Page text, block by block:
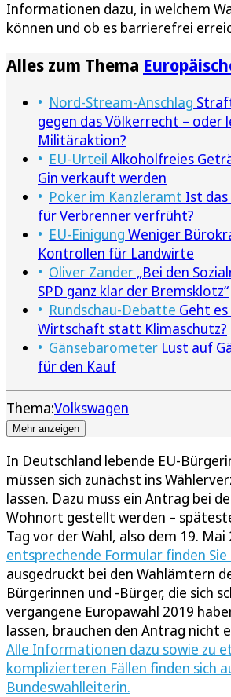
Informationen dazu, in welchem
können und ob es barrierefrei
Alles zum Thema
Nord-Stream-Anschlag
gegen das Völkerrecht – oder
Militäraktion?
EU-Urteil Alkoholfreies
Gin verkauft werden
Poker im Kanzleramt Ist
für Verbrenner verfrüht?
EU-Einigung Weniger
Kontrollen für Landwirte
Oliver Zander „Bei den
SPD ganz klar der Bremsklotz“
Rundschau-Debatte Geht
Wirtschaft statt Klimaschutz?
Gänsebarometer Lust auf
für den Kauf
Thema:Volkswagen
Mehr anzeigen
In Deutschland lebende EU-
müssen sich zunächst ins
lassen. Dazu muss ein Antrag bei
Wohnort gestellt werden –
Tag vor der Wahl, also dem 19. Mai
entsprechende Formular finden Sie
ausgedruckt bei den Wahlämtern
Bürgerinnen und -Bürger, die sich
vergangene Europawahl 2019
lassen, brauchen den Antrag nicht
Alle Informationen dazu sowie zu
komplizierteren Fällen finden sich
Bundeswahlleiterin.